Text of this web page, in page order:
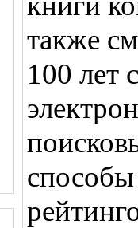
также
100 лет